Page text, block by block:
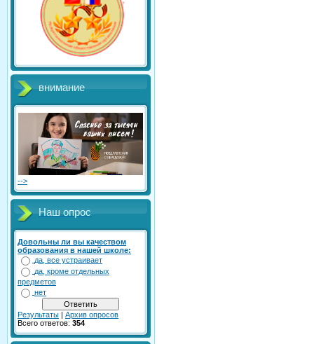
внимание
-->
Наш опрос
Довольны ли вы качеством
образования в нашей школе:
да, все устраивает
да, кроме отдельных
предметов
нет
Результаты | Архив опросов
Всего ответов: 354